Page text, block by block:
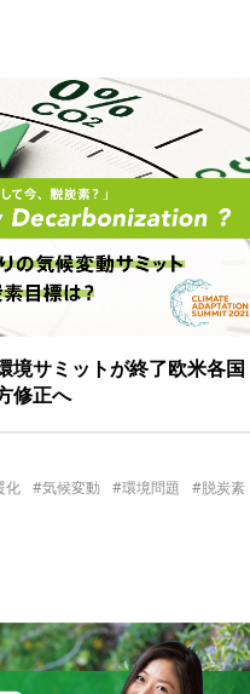
境サミットが終了欧米各国
修正へ
化 #気候変動 #環境問題 #脱炭素